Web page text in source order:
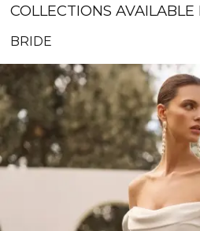
COLLECTIONS AVAILABLE
BRIDE